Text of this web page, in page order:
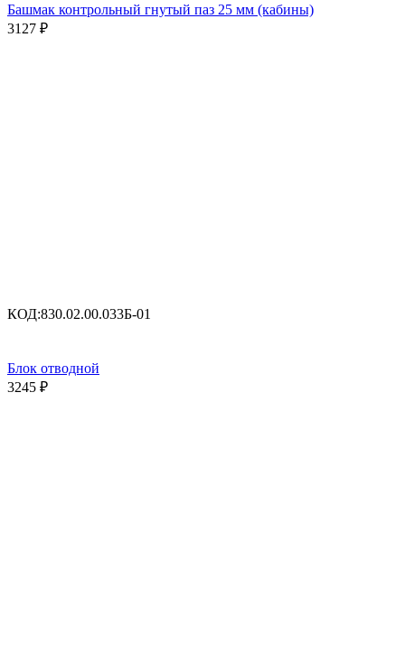
Башмак контрольный гнутый паз 25 мм (кабины)
3127 ₽
КОД:830.02.00.033Б-01
Блок отводной
3245 ₽